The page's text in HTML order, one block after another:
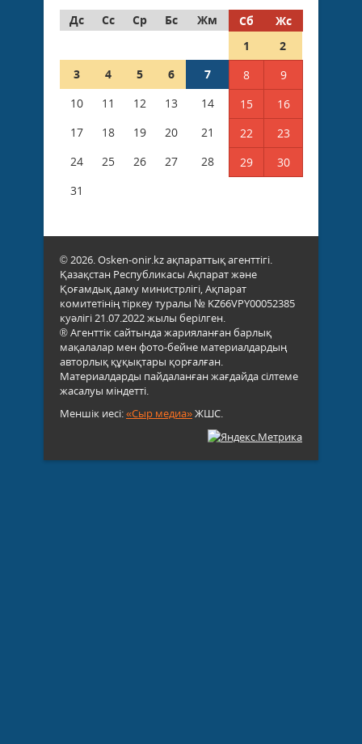
Дс
Сс Ср Бс Жм Сб
Жс
1
2
3
4 5 6 7 8
9
10
11 12 13 14 15
16
17
18 19 20 21 22
23
24
25 26 27 28 29
30
31
© 2026. Osken-onir.kz ақпараттық агенттігі.
Қазақстан Республикасы Ақпарат және
Қоғамдық даму министрлігі, Ақпарат
комитетінің тіркеу туралы № KZ66VPY00052385
куәлігі 21.07.2022 жылы берілген.
® Агенттік сайтында жарияланған барлық
мақалалар мен фото-бейне материалдардың
авторлық құқықтары қорғалған.
Материалдарды пайдаланған жағдайда сілтеме
жасалуы міндетті.
Меншік иесі:«Сыр медиа»ЖШС.